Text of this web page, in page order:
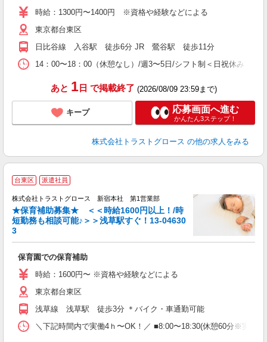
時給：1300円〜1400円 ※資格や経験などによる
東京都台東区
日比谷線 入谷駅 徒歩6分 JR 鶯谷駅 徒歩11分
14：00〜18：00（休憩なし）/週3〜5日/シフト制＜日祝休み＞
あと 1日 で掲載終了 (2026/08/09 23:59まで)
キープ 応募画面へ進む
かんたん3ステップ！
株式会社トラストグロース の他の求人をみる
台東区 派遣社員
株式会社トラストグロース 新宿本社 第1営業部
★保育補助募集★ ＜＜時給1600円以上！/時
短勤務も相談可能♪＞＞浅草駅すぐ！13-04630
3
保育園での保育補助
時給：1600円〜 ※資格や経験などによる
東京都台東区
浅草線 浅草駅 徒歩3分 ＊バイク・車通勤可能
＼下記時間内で実働4ｈ〜OK！／ ■8:00〜18:30(休憩60分※実働